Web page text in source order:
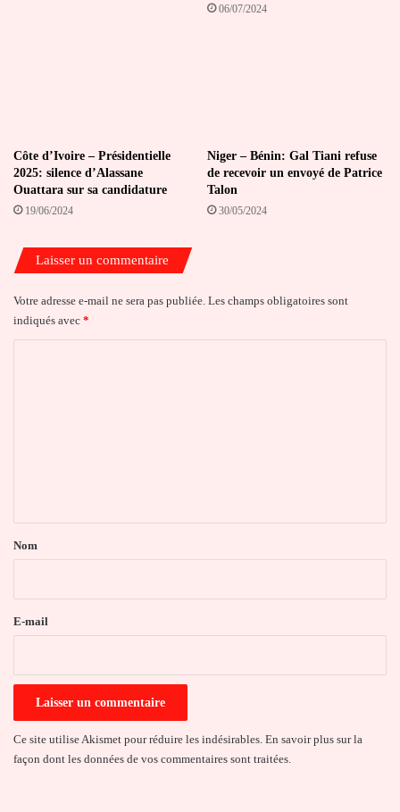
06/07/2024
Côte d’Ivoire – Présidentielle
2025: silence d’Alassane
Ouattara sur sa candidature
19/06/2024
Niger – Bénin: Gal Tiani refuse
de recevoir un envoyé de Patrice
Talon
30/05/2024
Laisser un commentaire
Votre adresse e-mail ne sera pas publiée. Les champs obligatoires sont
indiqués avec *
a
e
Nom
E-mail
Ce site utilise Akismet pour réduire les indésirables. En savoir plus sur la
façon dont les données de vos commentaires sont traitées